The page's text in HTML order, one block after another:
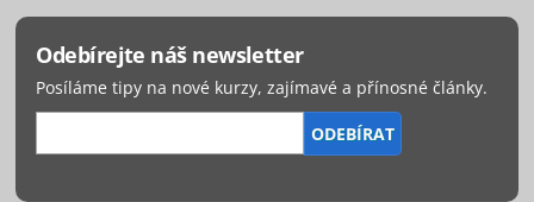
Odebírejte náš newsletter
Posíláme tipy na nové kurzy, zajímavé a přínosné články.